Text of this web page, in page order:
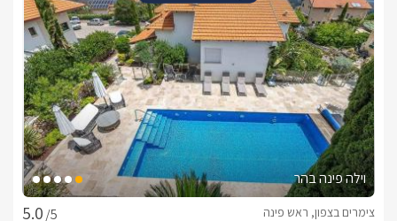
וילה פינה בהר
/5
צימרים בצפון, ראש פינה